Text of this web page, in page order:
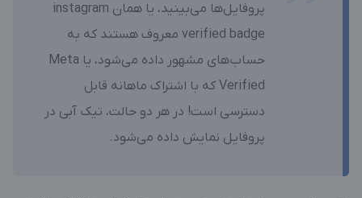
پروفایل‌ها می‌بینید، یا همان instagram
verified badge معروف هستند که به
حساب‌های مشهور داده می‌شود، یا Meta
Verified که با اشتراک ماهانه قابل
دسترسی است! در هر دو حالت، تیک آبی در
پروفایل نمایش داده می‌شود.